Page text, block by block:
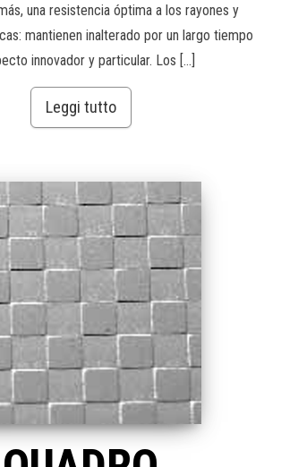
una resistencia óptima a los rayones y
mantienen inalterado por un largo tiempo
innovador y particular. Los […]
Leggi tutto